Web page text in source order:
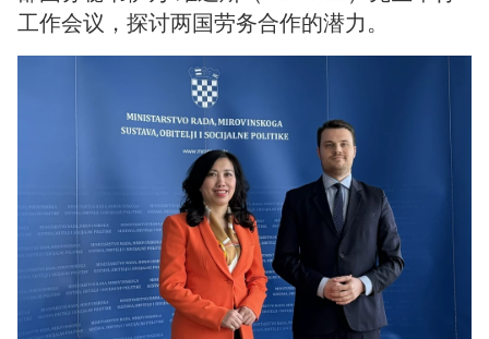
工作会议，探讨两国劳务合作的潜力。